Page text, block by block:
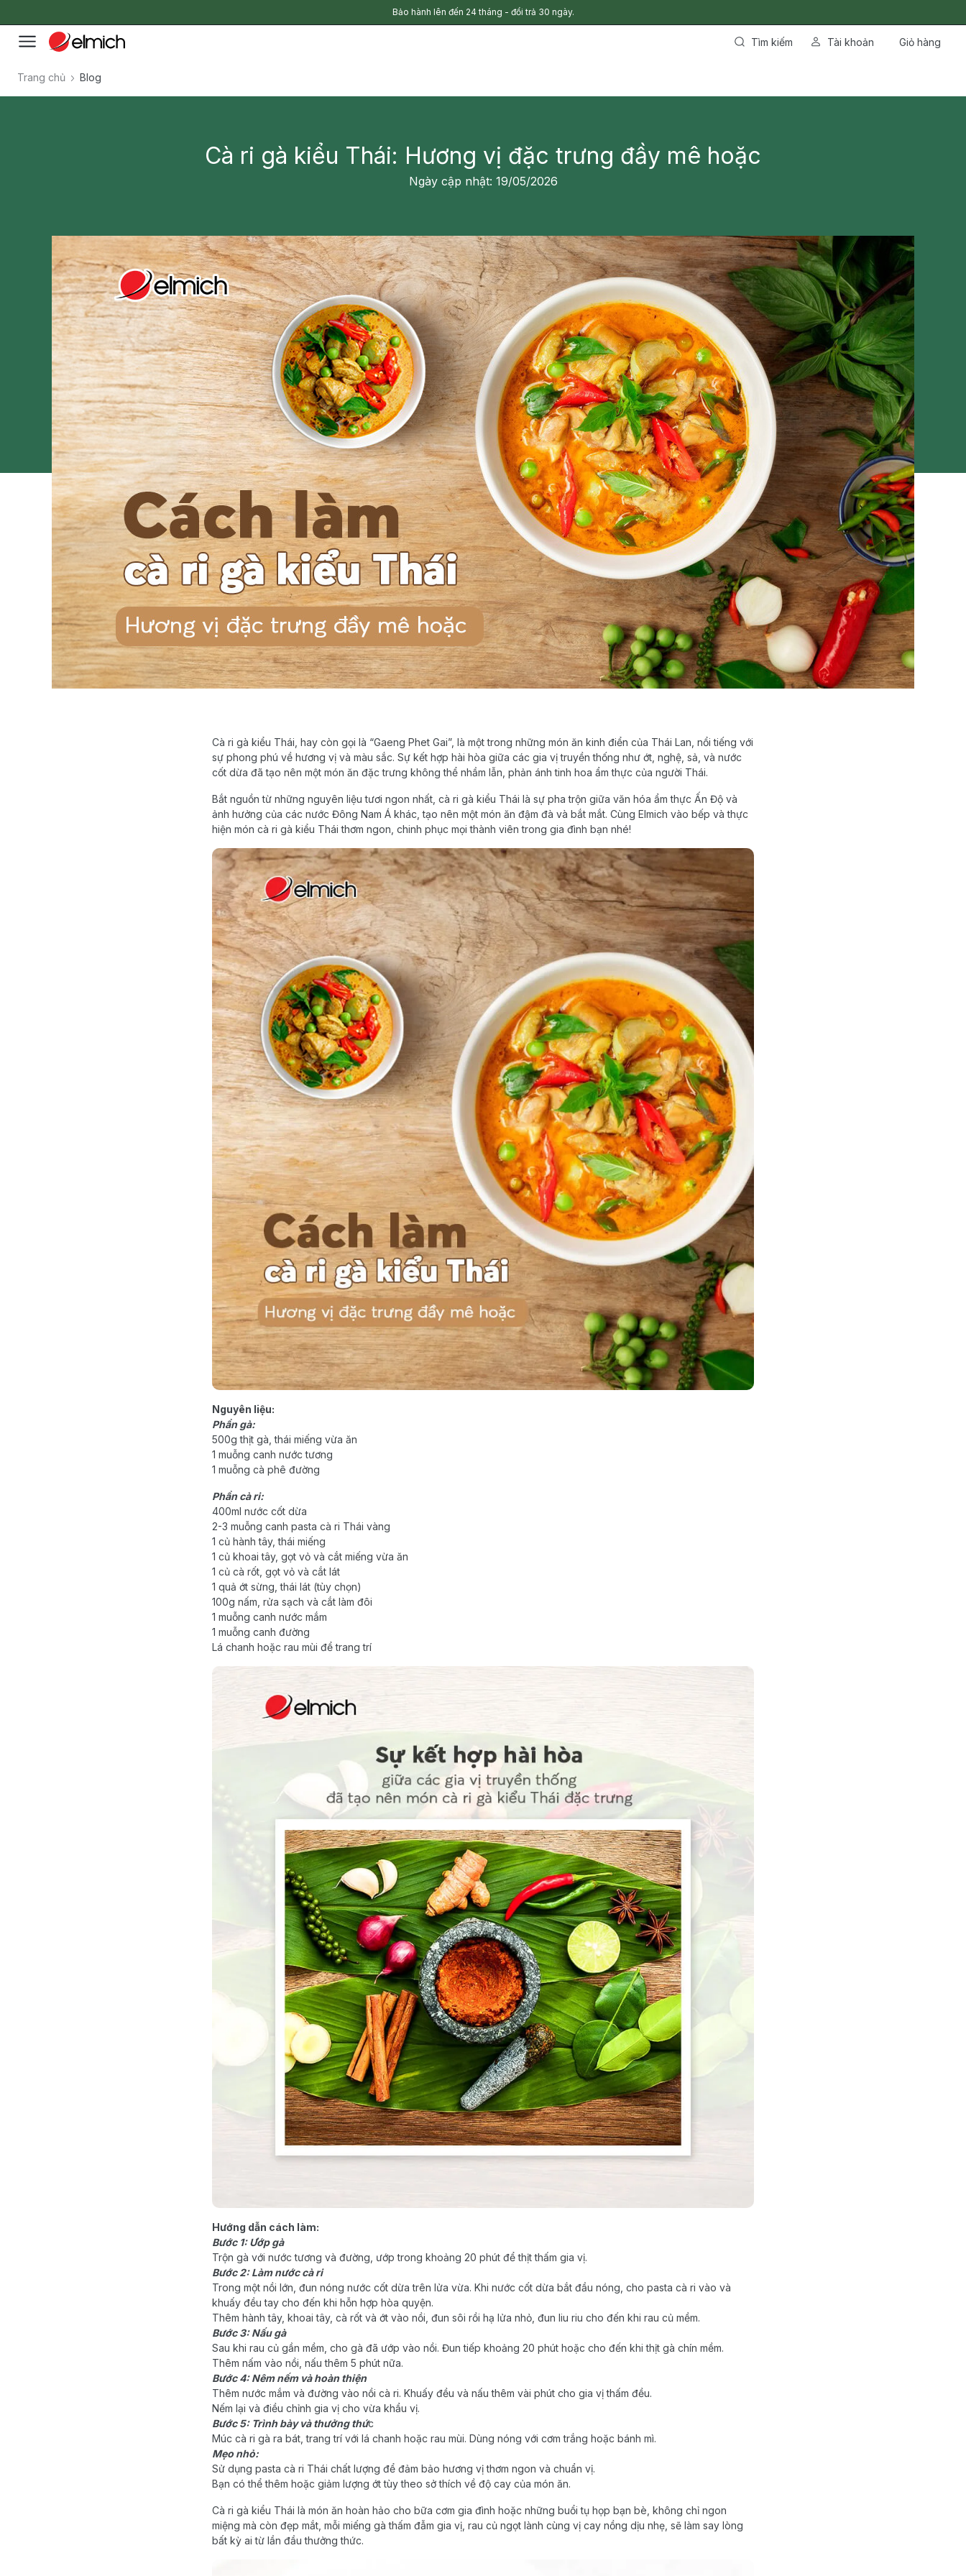
Bảo hành lên đến 24 tháng - đổi trả 30 ngày.
Tìm kiếm Tài khoản Giỏ hàng
Trang chủ Blog
Cà ri gà kiểu Thái: Hương vị đặc trưng đầy mê hoặc
Ngày cập nhật: 19/05/2026
Cà ri gà kiểu Thái, hay còn gọi là “Gaeng Phet Gai”, là một trong những món ăn kinh điển của Thái Lan, nổi tiếng với
sự phong phú về hương vị và màu sắc. Sự kết hợp hài hòa giữa các gia vị truyền thống như ớt, nghệ, sả, và nước
cốt dừa đã tạo nên một món ăn đặc trưng không thể nhầm lẫn, phản ánh tinh hoa ẩm thực của người Thái.
Bắt nguồn từ những nguyên liệu tươi ngon nhất, cà ri gà kiểu Thái là sự pha trộn giữa văn hóa ẩm thực Ấn Độ và
ảnh hưởng của các nước Đông Nam Á khác, tạo nên một món ăn đậm đà và bắt mắt. Cùng Elmich vào bếp và thực
hiện món cà ri gà kiểu Thái thơm ngon, chinh phục mọi thành viên trong gia đình bạn nhé!
Nguyên liệu:
Phần gà:
500g thịt gà, thái miếng vừa ăn
1 muỗng canh nước tương
1 muỗng cà phê đường
Phần cà ri:
400ml nước cốt dừa
2-3 muỗng canh pasta cà ri Thái vàng
1 củ hành tây, thái miếng
1 củ khoai tây, gọt vỏ và cắt miếng vừa ăn
1 củ cà rốt, gọt vỏ và cắt lát
1 quả ớt sừng, thái lát (tùy chọn)
100g nấm, rửa sạch và cắt làm đôi
1 muỗng canh nước mắm
1 muỗng canh đường
Lá chanh hoặc rau mùi để trang trí
Hướng dẫn cách làm:
Bước 1: Ướp gà
Trộn gà với nước tương và đường, ướp trong khoảng 20 phút để thịt thấm gia vị.
Bước 2: Làm nước cà ri
Trong một nồi lớn, đun nóng nước cốt dừa trên lửa vừa. Khi nước cốt dừa bắt đầu nóng, cho pasta cà ri vào và
khuấy đều tay cho đến khi hỗn hợp hòa quyện.
Thêm hành tây, khoai tây, cà rốt và ớt vào nồi, đun sôi rồi hạ lửa nhỏ, đun liu riu cho đến khi rau củ mềm.
Bước 3: Nấu gà
Sau khi rau củ gần mềm, cho gà đã ướp vào nồi. Đun tiếp khoảng 20 phút hoặc cho đến khi thịt gà chín mềm.
Thêm nấm vào nồi, nấu thêm 5 phút nữa.
Bước 4: Nêm nếm và hoàn thiện
Thêm nước mắm và đường vào nồi cà ri. Khuấy đều và nấu thêm vài phút cho gia vị thấm đều.
Nếm lại và điều chỉnh gia vị cho vừa khẩu vị.
Bước 5: Trình bày và thưởng thức
Múc cà ri gà ra bát, trang trí với lá chanh hoặc rau mùi. Dùng nóng với cơm trắng hoặc bánh mì.
Mẹo nhỏ:
Sử dụng pasta cà ri Thái chất lượng để đảm bảo hương vị thơm ngon và chuẩn vị.
Bạn có thể thêm hoặc giảm lượng ớt tùy theo sở thích về độ cay của món ăn.
Cà ri gà kiểu Thái là món ăn hoàn hảo cho bữa cơm gia đình hoặc những buổi tụ họp bạn bè, không chỉ ngon
miệng mà còn đẹp mắt, mỗi miếng gà thấm đẫm gia vị, rau củ ngọt lành cùng vị cay nồng dịu nhẹ, sẽ làm say lòng
bất kỳ ai từ lần đầu thưởng thức.